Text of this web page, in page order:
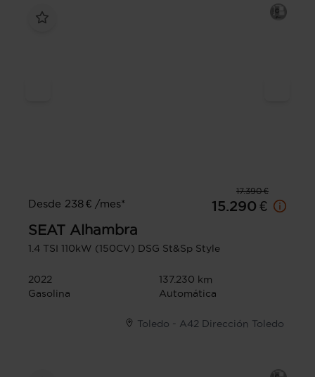
17.390 €
Desde 238 € /mes*
15.290 €
SEAT Alhambra
1.4 TSI 110kW (150CV) DSG St&Sp Style
2022
137.230 km
Gasolina
Automática
Toledo - A42 Dirección Toledo